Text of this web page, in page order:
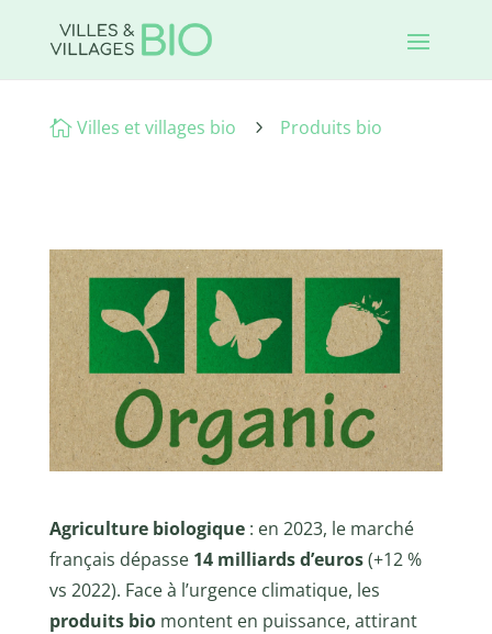
 Villes et villages bio 5 Produits bio
Agriculture biologique: en 2023, le marché
français dépasse 14 milliards d’euros(+12 %
vs 2022). Face à l’urgence climatique, les
produits biomontent en puissance, attirant